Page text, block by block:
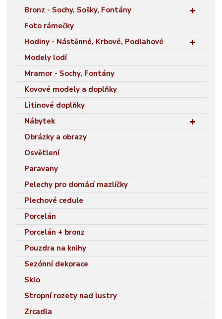
Bronz - Sochy, Sošky, Fontány
Foto rámečky
Hodiny - Nástěnné, Krbové, Podlahové
Modely lodí
Mramor - Sochy, Fontány
Kovové modely a doplňky
Litinové doplňky
Nábytek
Obrázky a obrazy
Osvětlení
Paravany
Pelechy pro domácí mazlíčky
Plechové cedule
Porcelán
Porcelán + bronz
Pouzdra na knihy
Sezónní dekorace
Sklo
Stropní rozety nad lustry
Zrcadla